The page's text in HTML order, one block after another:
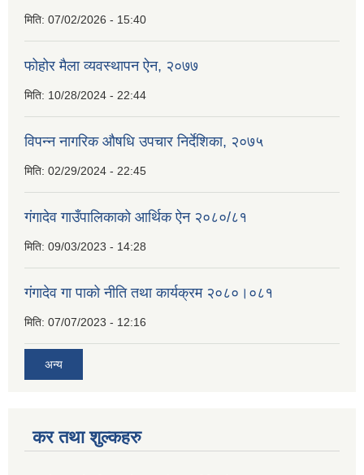
मिति: 07/02/2026 - 15:40
फोहोर मैला व्यवस्थापन ऐन, २०७७
मिति: 10/28/2024 - 22:44
विपन्न नागरिक औषधि उपचार निर्देशिका, २०७५
मिति: 02/29/2024 - 22:45
गंगादेव गाउँपालिकाको आर्थिक ऐन २०८०/८१
मिति: 09/03/2023 - 14:28
गंगादेव गा पाको नीति तथा कार्यक्रम २०८०।०८१
मिति: 07/07/2023 - 12:16
अन्य
कर तथा शुल्कहरु